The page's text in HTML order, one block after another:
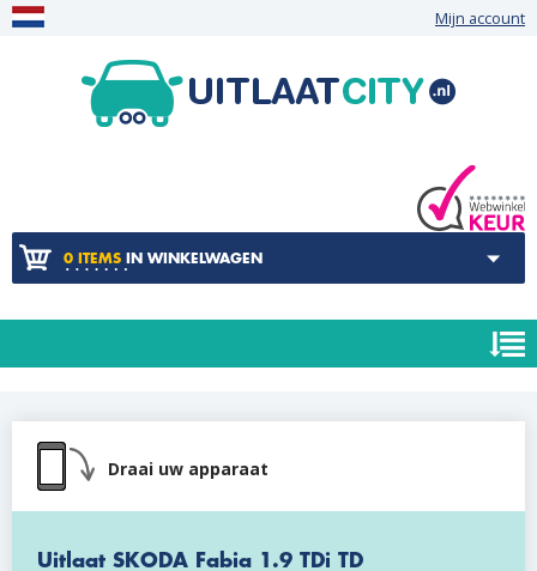
Mijn account
0 ITEMS IN WINKELWAGEN
Draai uw apparaat
Uitlaat SKODA Fabia 1.9 TDi TD